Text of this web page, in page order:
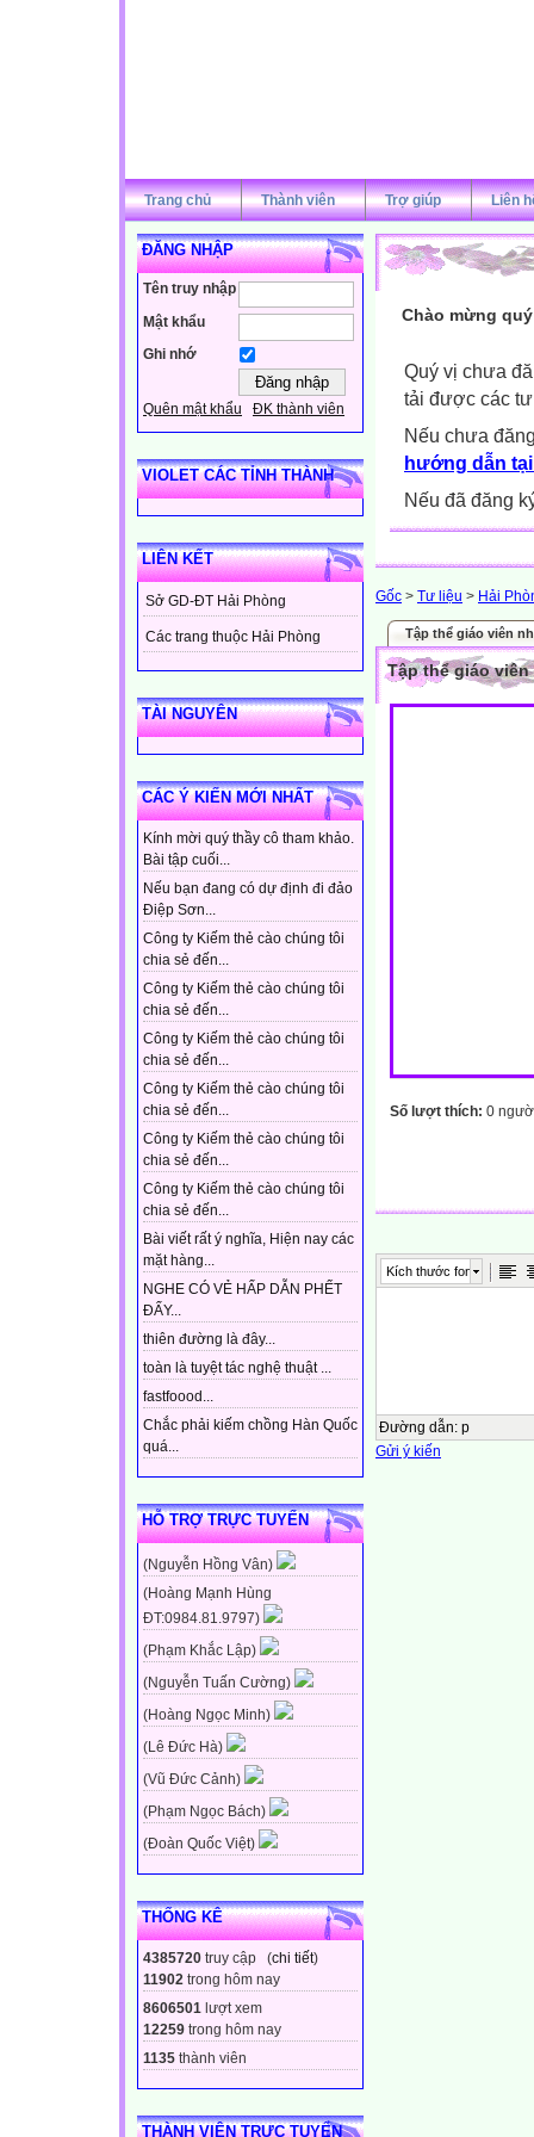
Trang chủ Thành viên Trợ giúp Liên
ĐĂNG NHẬP
Tên truy nhập
Mật khẩu
Ghi nhớ
Quên mật khẩu ĐK thành viên
VIOLET CÁC TỈNH THÀNH
LIÊN KẾT
Sở GD-ĐT Hải Phòng
Các trang thuộc Hải Phòng
TÀI NGUYÊN
CÁC Ý KIẾN MỚI NHẤT
Kính mời quý thầy cô tham khảo.
Bài tập cuối...
Nếu bạn đang có dự định đi đảo
Điệp Sơn...
Công ty Kiếm thẻ cào chúng tôi
chia sẻ đến...
Công ty Kiếm thẻ cào chúng tôi
chia sẻ đến...
Công ty Kiếm thẻ cào chúng tôi
chia sẻ đến...
Công ty Kiếm thẻ cào chúng tôi
chia sẻ đến...
Công ty Kiếm thẻ cào chúng tôi
chia sẻ đến...
Công ty Kiếm thẻ cào chúng tôi
chia sẻ đến...
Bài viết rất ý nghĩa, Hiện nay các
mặt hàng...
NGHE CÓ VẺ HẤP DẪN PHẾT
ĐẤY...
thiên đường là đây...
toàn là tuyệt tác nghệ thuật ...
fastfoood...
Chắc phải kiếm chồng Hàn Quốc
quá...
HỖ TRỢ TRỰC TUYẾN
(Nguyễn Hồng Vân)
(Hoàng Mạnh Hùng
ĐT:0984.81.9797)
(Phạm Khắc Lập)
(Nguyễn Tuấn Cường)
(Hoàng Ngọc Minh)
(Lê Đức Hà)
(Vũ Đức Cảnh)
(Phạm Ngọc Bách)
(Đoàn Quốc Việt)
THỐNG KÊ
4385720 truy cập (chi tiết)
11902 trong hôm nay
8606501 lượt xem
12259 trong hôm nay
1135 thành viên
THÀNH VIÊN TRỰC TUYẾN
Chào mừng
Quý vị chưa
tải được các
Nếu chưa
hướng dẫn
Nếu đã đăng
Gốc > Tư liệu > Hải
Tập thể giáo viên
Tập thể giáo
Số lượt thích: 0
Kích thước font
Đường dẫn: p
Gửi ý kiến